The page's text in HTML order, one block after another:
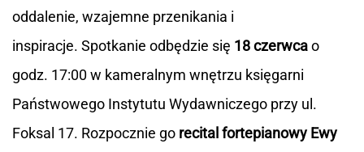
oddalenie, wzajemne przenikania i
inspiracje. Spotkanie odbędzie się 18 czerwcao
godz. 17:00 w kameralnym wnętrzu księgarni
Państwowego Instytutu Wydawniczego przy ul.
Foksal 17. Rozpocznie go recital fortepianowy Ewy